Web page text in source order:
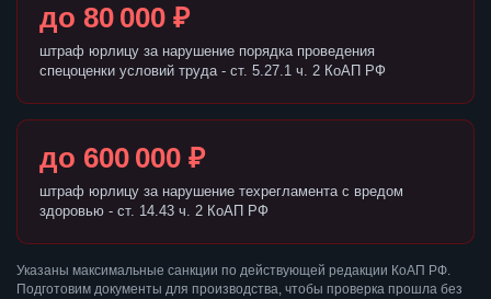
до 80 000 ₽
штраф юрлицу за нарушение порядка проведения
спецоценки условий труда - ст. 5.27.1 ч. 2 КоАП РФ
до 600 000 ₽
штраф юрлицу за нарушение техрегламента с вредом
здоровью - ст. 14.43 ч. 2 КоАП РФ
Указаны максимальные санкции по действующей редакции КоАП РФ.
Подготовим документы для производства, чтобы проверка прошла без